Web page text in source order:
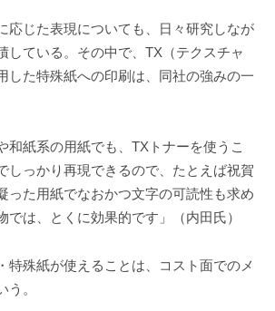
応じた表現についても、日々研究しなが
している。その中で、TX（テクスチャ
した特殊紙への印刷は、同社の強みの一
紙系の用紙でも、TXトナーを使うこ
しっかり再現できるので、たとえば祝賀
った用紙でなおかつ文字の可読性も求め
では、とくに効果的です」（内田氏）
殊紙が使えることは、コスト面でのメ
う。